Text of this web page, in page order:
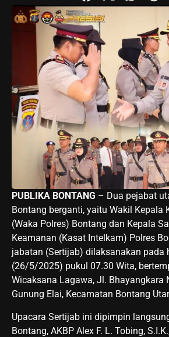
PUBLIKA BONTANG – Dua pejabat
Bontang berganti, yaitu Wakil Kepala
(Waka Polres) Bontang dan Kepala
Keamanan (Kasat Intelkam) Polres
jabatan (Sertijab) dilaksanakan pada
(26/5/2025) pukul 07.30 Wita,
Wicaksana Lagawa, Jl. Bhayangkara
Gunung Elai, Kecamatan Bontang
Upacara Sertijab ini dipimpin
Bontang, AKBP Alex F. L. Tobing,